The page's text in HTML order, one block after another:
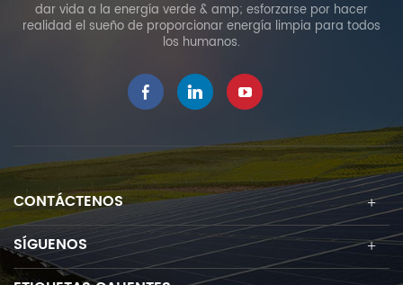
dar vida a la energía verde & amp; esforzarse por hacer
realidad el sueño de proporcionar energía limpia para todos
los humanos.
CONTÁCTENOS
SÍGUENOS